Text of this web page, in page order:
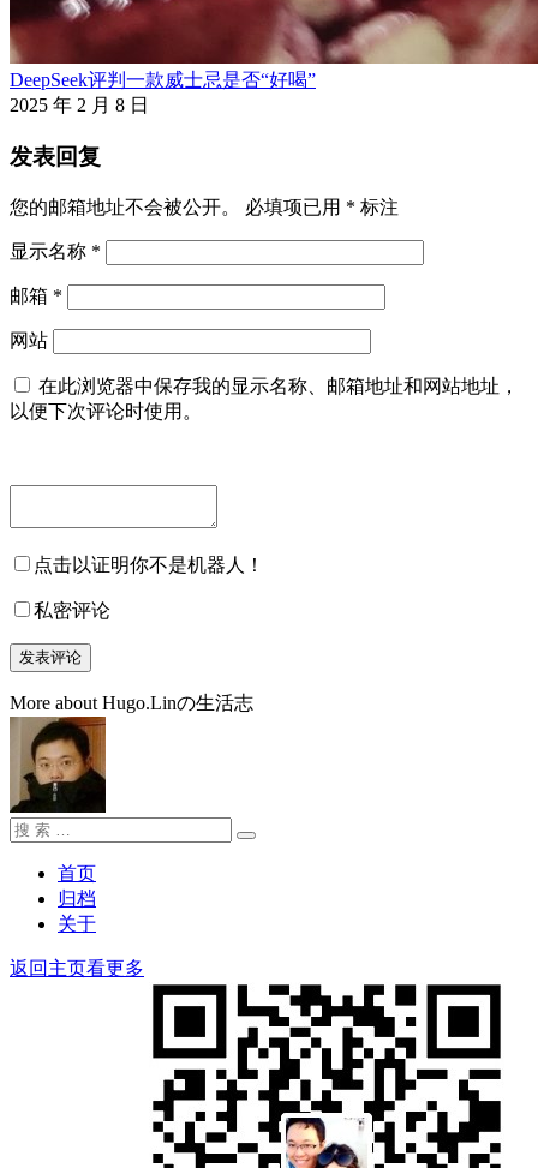
DeepSeek评判一款威士忌是否“好喝”
2025 年 2 月 8 日
发表回复
您的邮箱地址不会被公开。 必填项已用 * 标注
显示名称 *
邮箱 *
网站
在此浏览器中保存我的显示名称、邮箱地址和网站地址，
以便下次评论时使用。
点击以证明你不是机器人！
私密评论
More about Hugo.Linの生活志
搜
搜
首页
归档
关于
返回主页看更多